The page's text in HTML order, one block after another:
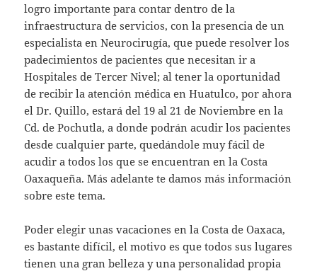
logro importante para contar dentro de la
infraestructura de servicios, con la presencia de un
especialista en Neurocirugía, que puede resolver los
padecimientos de pacientes que necesitan ir a
Hospitales de Tercer Nivel; al tener la oportunidad
de recibir la atención médica en Huatulco, por ahora
el Dr. Quillo, estará del 19 al 21 de Noviembre en la
Cd. de Pochutla, a donde podrán acudir los pacientes
desde cualquier parte, quedándole muy fácil de
acudir a todos los que se encuentran en la Costa
Oaxaqueña. Más adelante te damos más información
sobre este tema.
Poder elegir unas vacaciones en la Costa de Oaxaca,
es bastante difícil, el motivo es que todos sus lugares
tienen una gran belleza y una personalidad propia